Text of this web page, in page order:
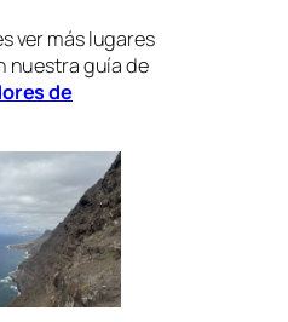
ver más lugares
nuestra guía de
de